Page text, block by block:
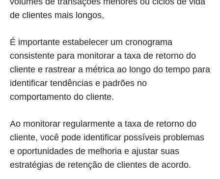
de clientes mais longos,
É importante estabelecer um cronograma
consistente para monitorar a taxa de retorno do
cliente e rastrear a métrica ao longo do tempo para
identificar tendências e padrões no
comportamento do cliente.
Ao monitorar regularmente a taxa de retorno do
cliente, você pode identificar possíveis problemas
e oportunidades de melhoria e ajustar suas
estratégias de retenção de clientes de acordo.